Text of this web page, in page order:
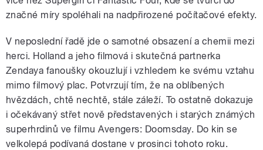
značné míry spoléhali na nadpřirozené počítačové efekty.
V neposlední řadě jde o samotné obsazení a chemii mezi
herci. Holland a jeho filmová i skutečná partnerka
Zendaya fanoušky okouzlují i vzhledem ke svému vztahu
mimo filmový plac. Potvrzují tím, že na oblíbených
hvězdách, chtě nechtě, stále záleží. To ostatně dokazuje
i očekávaný střet nově představených i starých známých
superhrdinů ve filmu Avengers: Doomsday. Do kin se
velkolepá podívaná dostane v prosinci tohoto roku.